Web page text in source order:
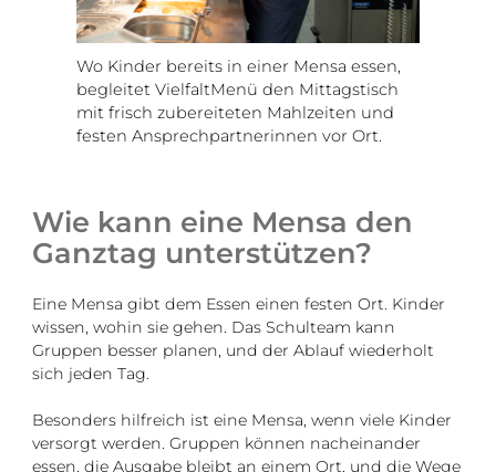
Wo Kinder bereits in einer Mensa essen,
begleitet VielfaltMenü den Mittagstisch
mit frisch zubereiteten Mahlzeiten und
festen Ansprechpartnerinnen vor Ort.
Wie kann eine Mensa den
Ganztag unterstützen?
Eine Mensa gibt dem Essen einen festen Ort. Kinder
wissen, wohin sie gehen. Das Schulteam kann
Gruppen besser planen, und der Ablauf wiederholt
sich jeden Tag.
Besonders hilfreich ist eine Mensa, wenn viele Kinder
versorgt werden. Gruppen können nacheinander
essen, die Ausgabe bleibt an einem Ort, und die Wege